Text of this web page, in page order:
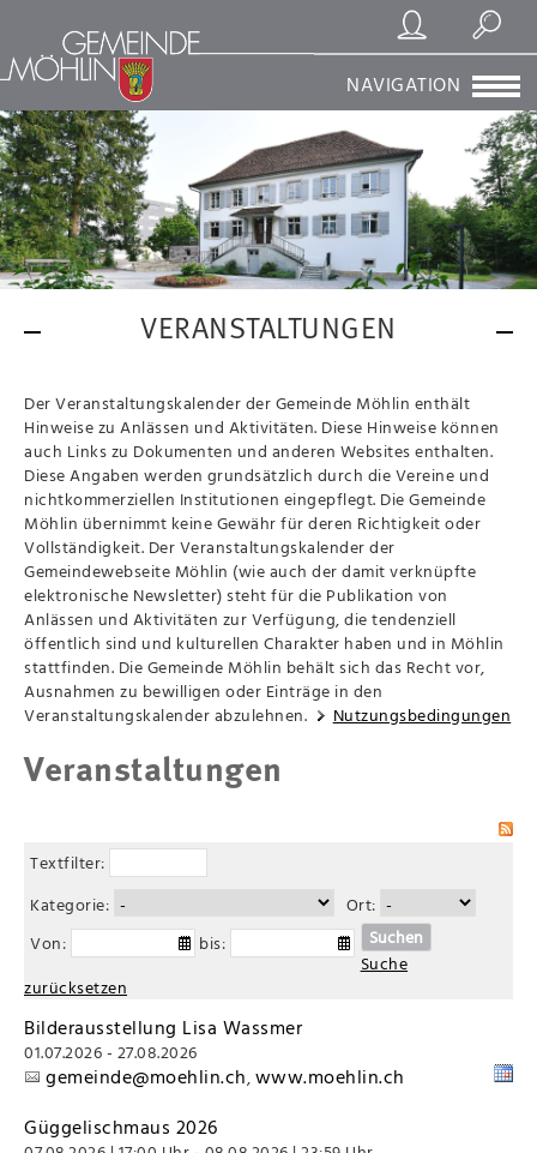
Registrierung/Login
Suchen
NAVIGATION
VERANSTALTUNGEN
Der Veranstaltungskalender der Gemeinde Möhlin enthält
Hinweise zu Anlässen und Aktivitäten. Diese Hinweise können
auch Links zu Dokumenten und anderen Websites enthalten.
Diese Angaben werden grundsätzlich durch die Vereine und
nichtkommerziellen Institutionen eingepflegt. Die Gemeinde
Möhlin übernimmt keine Gewähr für deren Richtigkeit oder
Vollständigkeit. Der Veranstaltungskalender der
Gemeindewebseite Möhlin (wie auch der damit verknüpfte
elektronische Newsletter) steht für die Publikation von
Anlässen und Aktivitäten zur Verfügung, die tendenziell
öffentlich sind und kulturellen Charakter haben und in Möhlin
stattfinden. Die Gemeinde Möhlin behält sich das Recht vor,
Ausnahmen zu bewilligen oder Einträge in den
Veranstaltungskalender abzulehnen.
Nutzungsbedingungen
Veranstaltungen
Textfilter:
Kategorie:
Ort:
Von:
bis:
Suchen
Suche
zurücksetzen
Bilderausstellung Lisa Wassmer
01.07.2026 - 27.08.2026
gemeinde@moehlin.ch,www.moehlin.ch
Güggelischmaus 2026